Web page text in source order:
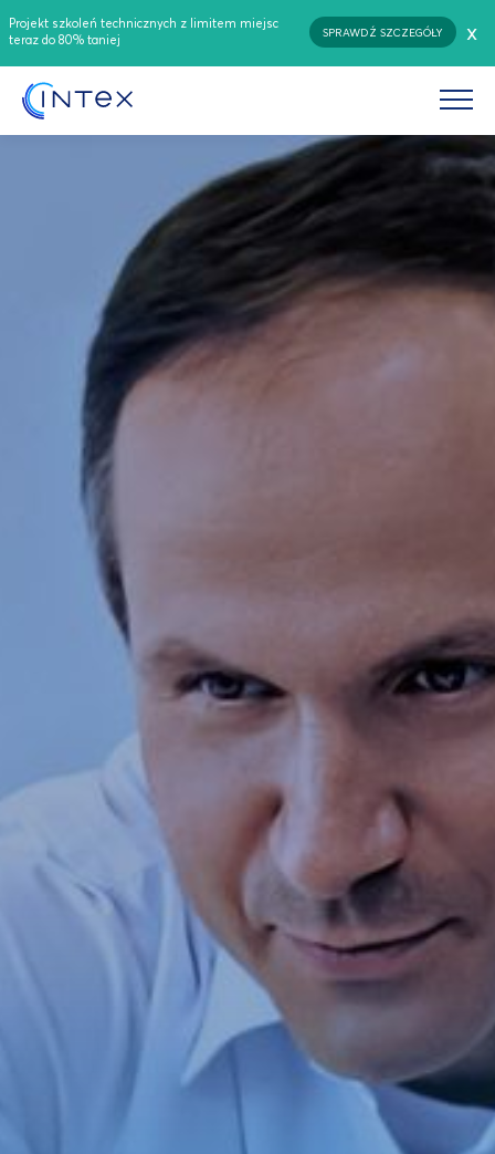
Projekt szkoleń technicznych z limitem miejsc
teraz do 80% taniej
SPRAWDŹ SZCZEGÓŁY x